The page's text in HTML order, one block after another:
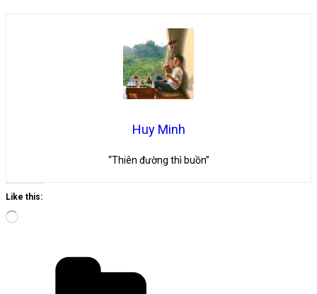
Huy Minh
“Thiên đường thì buồn”
Like this:
Loading…